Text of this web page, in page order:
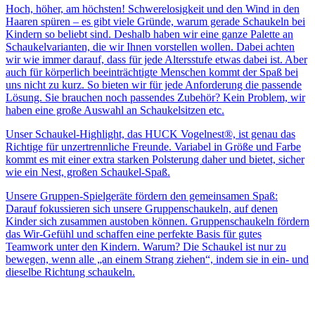
Hoch, höher, am höchsten! Schwerelosigkeit und den Wind in den
Haaren spüren – es gibt viele Gründe, warum gerade Schaukeln bei
Kindern so beliebt sind. Deshalb haben wir eine ganze Palette an
Schaukelvarianten, die wir Ihnen vorstellen wollen. Dabei achten
wir wie immer darauf, dass für jede Altersstufe etwas dabei ist. Aber
auch für körperlich beeinträchtigte Menschen kommt der Spaß bei
uns nicht zu kurz. So bieten wir für jede Anforderung die passende
Lösung. Sie brauchen noch passendes Zubehör? Kein Problem, wir
haben eine große Auswahl an Schaukelsitzen etc.
Unser Schaukel-Highlight, das HUCK Vogelnest®, ist genau das
Richtige für unzertrennliche Freunde. Variabel in Größe und Farbe
kommt es mit einer extra starken Polsterung daher und bietet, sicher
wie ein Nest, großen Schaukel-Spaß.
Unsere Gruppen-Spielgeräte fördern den gemeinsamen Spaß:
Darauf fokussieren sich unsere Gruppenschaukeln, auf denen
Kinder sich zusammen austoben können. Gruppenschaukeln fördern
das Wir-Gefühl und schaffen eine perfekte Basis für gutes
Teamwork unter den Kindern. Warum? Die Schaukel ist nur zu
bewegen, wenn alle „an einem Strang ziehen“, indem sie in ein- und
dieselbe Richtung schaukeln.